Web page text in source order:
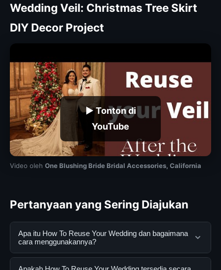
Wedding Veil: Christmas Tree Skirt
DIY Decor Project
▶ Tonton di
YouTube
Video oleh One Blushing Bride Bridal Accessories, California
Pertanyaan yang Sering Diajukan
Apa itu How To Reuse Your Wedding dan bagaimana
cara menggunakannya?
How To Reuse Your Wedding adalah layanan digital